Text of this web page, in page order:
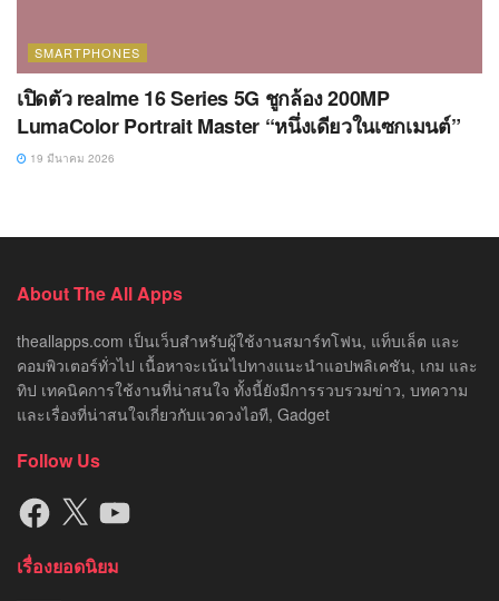
SMARTPHONES
เปิดตัว realme 16 Series 5G ชูกล้อง 200MP
LumaColor Portrait Master “หนึ่งเดียวในเซกเมนต์”
19 มีนาคม 2026
About The All Apps
theallapps.com เป็นเว็บสำหรับผู้ใช้งานสมาร์ทโฟน, แท็บเล็ต และ
คอมพิวเตอร์ทั่วไป เนื้อหาจะเน้นไปทางแนะนำแอปพลิเคชัน, เกม และ
ทิป เทคนิคการใช้งานที่น่าสนใจ ทั้งนี้ยังมีการรวบรวมข่าว, บทความ
และเรื่องที่น่าสนใจเกี่ยวกับแวดวงไอที, Gadget
Follow Us
Facebook
X YouTube
เรื่องยอดนิยม